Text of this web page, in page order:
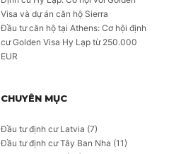
Visa và dự án căn hộ Sierra
Đầu tư căn hộ tại Athens: Cơ hội định
cư Golden Visa Hy Lạp từ 250.000
EUR
CHUYÊN MỤC
Đầu tư định cư Latvia (7)
Đầu tư định cư Tây Ban Nha (11)